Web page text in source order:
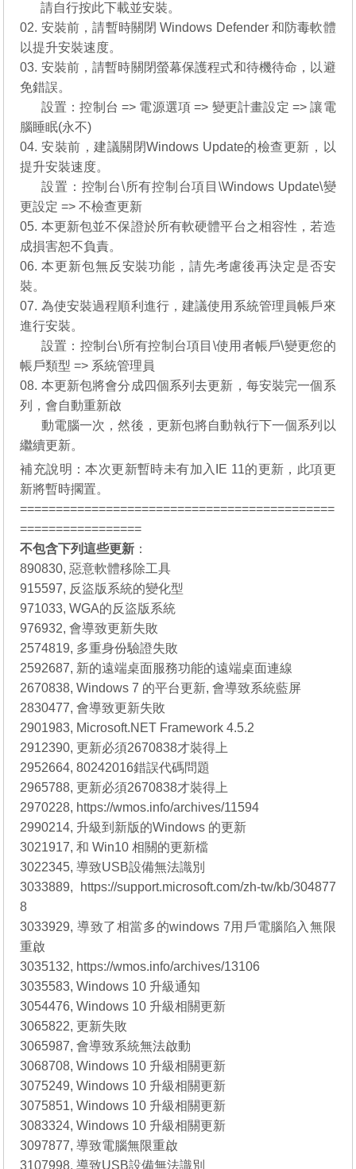
請自行按此下載並安裝。
02. 安裝前，請暫時關閉 Windows Defender 和防毒軟體
以提升安裝速度。
03. 安裝前，請暫時關閉螢幕保護程式和待機待命，以避
免錯誤。
設置：控制台 => 電源選項 => 變更計畫設定 => 讓電
腦睡眠(永不)
04. 安裝前，建議關閉Windows Update的檢查更新，以
提升安裝速度。
設置：控制台\所有控制台項目\Windows Update\變
更設定 => 不檢查更新
05. 本更新包並不保證於所有軟硬體平台之相容性，若造
成損害恕不負責。
06. 本更新包無反安裝功能，請先考慮後再決定是否安
裝。
07. 為使安裝過程順利進行，建議使用系統管理員帳戶來
進行安裝。
設置：控制台\所有控制台項目\使用者帳戶\變更您的
帳戶類型 => 系統管理員
08. 本更新包將會分成四個系列去更新，每安裝完一個系
列，會自動重新啟
動電腦一次，然後，更新包將自動執行下一個系列以
繼續更新。
補充說明：本次更新暫時未有加入IE 11的更新，此項更
新將暫時擱置。
============================================
=================
不包含下列這些更新 ：
890830, 惡意軟體移除工具
915597, 反盜版系統的變化型
971033, WGA的反盜版系統
976932, 會導致更新失敗
2574819, 多重身份驗證失敗
2592687, 新的遠端桌面服務功能的遠端桌面連線
2670838, Windows 7 的平台更新, 會導致系統藍屏
2830477, 會導致更新失敗
2901983, Microsoft.NET Framework 4.5.2
2912390, 更新必須2670838才裝得上
2952664, 80242016錯誤代碼問題
2965788, 更新必須2670838才裝得上
2970228, https://wmos.info/archives/11594
2990214, 升級到新版的Windows 的更新
3021917, 和 Win10 相關的更新檔
3022345, 導致USB設備無法識別
3033889, https://support.microsoft.com/zh-tw/kb/304877
8
3033929, 導致了相當多的windows 7用戶電腦陷入無限
重啟
3035132, https://wmos.info/archives/13106
3035583, Windows 10 升級通知
3054476, Windows 10 升級相關更新
3065822, 更新失敗
3065987, 會導致系統無法啟動
3068708, Windows 10 升級相關更新
3075249, Windows 10 升級相關更新
3075851, Windows 10 升級相關更新
3083324, Windows 10 升級相關更新
3097877, 導致電腦無限重啟
3107998, 導致USB設備無法識別